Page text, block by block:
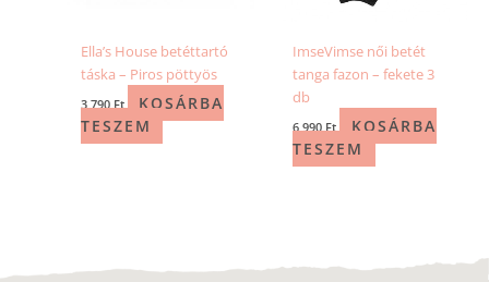
Ella’s House betéttartó
táska – Piros pöttyös
3 790Ft
KOSÁRBA
TESZEM
ImseVimse női betét
tanga fazon – fekete 3
db
6 990Ft
KOSÁRBA
TESZEM